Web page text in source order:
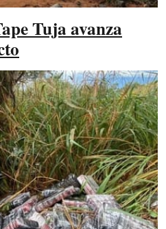
Tuja avanza